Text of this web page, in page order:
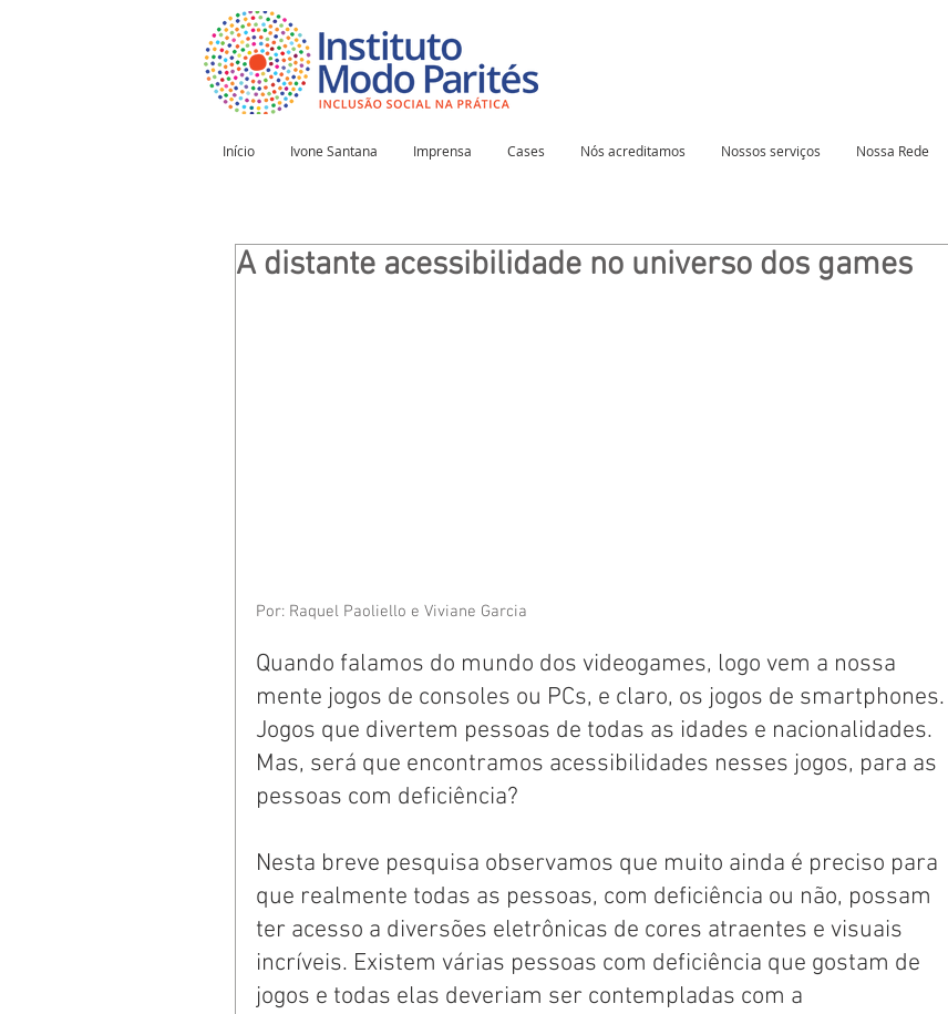
Início Ivone Santana Imprensa Cases Nós acreditamos Nossos serviços Nossa Rede
A distante acessibilidade no universo dos games
Por: Raquel Paoliello e Viviane Garcia
Quando falamos do mundo dos videogames, logo vem a nossa
mente jogos de consoles ou PCs, e claro, os jogos de smartphones.
Jogos que divertem pessoas de todas as idades e nacionalidades.
Mas, será que encontramos acessibilidades nesses jogos, para as
pessoas com deficiência?
Nesta breve pesquisa observamos que muito ainda é preciso para
que realmente todas as pessoas, com deficiência ou não, possam
ter acesso a diversões eletrônicas de cores atraentes e visuais
incríveis. Existem várias pessoas com deficiência que gostam de
jogos e todas elas deveriam ser contempladas com a